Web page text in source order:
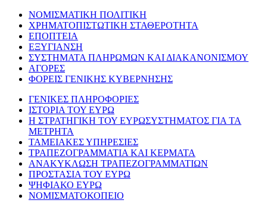
ΝΟΜΙΣΜΑΤΙΚΗ ΠΟΛΙΤΙΚΗ
ΧΡΗΜΑΤΟΠΙΣΤΩΤΙΚΗ ΣΤΑΘΕΡΟΤΗΤΑ
ΕΠΟΠΤΕΙΑ
ΕΞΥΓΙΑΝΣΗ
ΣΥΣΤΗΜΑΤΑ ΠΛΗΡΩΜΩΝ ΚΑΙ ΔΙΑΚΑΝΟΝΙΣΜΟΥ
ΑΓΟΡΕΣ
ΦΟΡΕΙΣ ΓΕΝΙΚΗΣ ΚΥΒΕΡΝΗΣΗΣ
ΓΕΝΙΚΕΣ ΠΛΗΡΟΦΟΡΙΕΣ
ΙΣΤΟΡΙΑ ΤΟΥ ΕΥΡΩ
Η ΣΤΡΑΤΗΓΙΚΗ ΤΟΥ ΕΥΡΩΣΥΣΤΗΜΑΤΟΣ ΓΙΑ ΤΑ
ΜΕΤΡΗΤΑ
ΤΑΜΕΙΑΚΕΣ ΥΠΗΡΕΣΙΕΣ
ΤΡΑΠΕΖΟΓΡΑΜΜΑΤΙΑ ΚΑΙ ΚΕΡΜΑΤΑ
ΑΝΑΚΥΚΛΩΣΗ ΤΡΑΠΕΖΟΓΡΑΜΜΑΤΙΩΝ
ΠΡΟΣΤΑΣΙΑ ΤΟΥ ΕΥΡΩ
ΨΗΦΙΑΚΟ ΕΥΡΩ
ΝΟΜΙΣΜΑΤΟΚΟΠΕΙΟ